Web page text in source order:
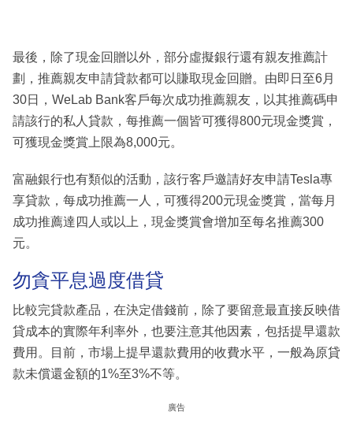
最後，除了現金回贈以外，部分虛擬銀行還有親友推薦計
劃，推薦親友申請貸款都可以賺取現金回贈。由即日至6月
30日，WeLab Bank客戶每次成功推薦親友，以其推薦碼申
請該行的私人貸款，每推薦一個皆可獲得800元現金獎賞，
可獲現金獎賞上限為8,000元。
富融銀行也有類似的活動，該行客戶邀請好友申請Tesla專
享貸款，每成功推薦一人，可獲得200元現金獎賞，當每月
成功推薦達四人或以上，現金獎賞會增加至每名推薦300
元。
勿貪平息過度借貸
比較完貸款產品，在決定借錢前，除了要留意最直接反映借
貸成本的實際年利率外，也要注意其他因素，包括提早還款
費用。目前，市場上提早還款費用的收費水平，一般為原貸
款未償還金額的1%至3%不等。
廣告